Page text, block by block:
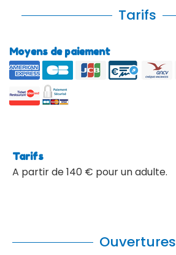
Tarifs
Moyens de paiement
Tarifs
A partir de 140 € pour un adulte.
Ouvertures